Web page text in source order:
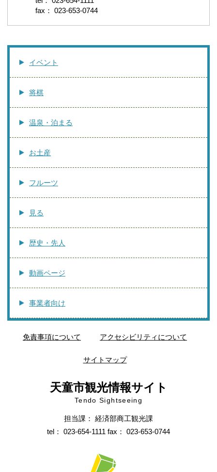
fax： 023-653-0744
イベント
将棋
温泉・泊まる
お土産
フルーツ
見る
歴史・先人
動画ページ
事業者向け
免責事項について アクセシビリティについて
サイトマップ
天童市観光情報サイト
Tendo Sightseeing
担当課： 経済部商工観光課
tel： 023-654-1111 fax： 023-653-0744